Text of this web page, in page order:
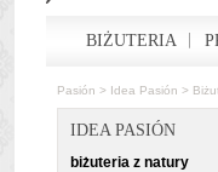
BIŻUTERIA
Pasión > Idea Pasión >
IDEA PASIÓN
biżuteria z natury